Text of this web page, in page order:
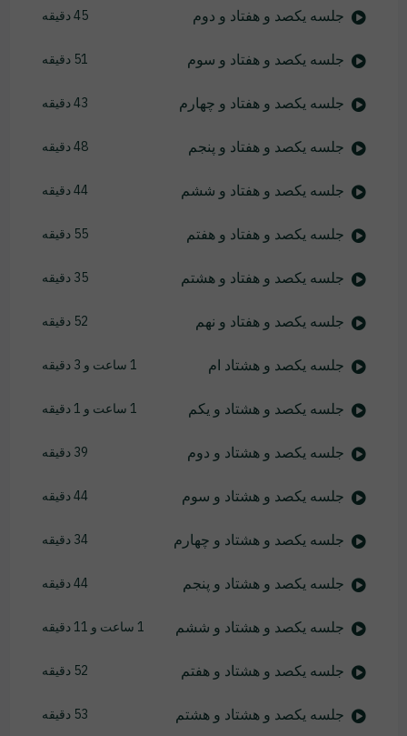
جلسه یکصد و هفتاد و دوم 45 دقیقه
جلسه یکصد و هفتاد و سوم 51 دقیقه
جلسه یکصد و هفتاد و چهارم 43 دقیقه
جلسه یکصد و هفتاد و پنجم 48 دقیقه
جلسه یکصد و هفتاد و ششم 44 دقیقه
جلسه یکصد و هفتاد و هفتم 55 دقیقه
جلسه یکصد و هفتاد و هشتم 35 دقیقه
جلسه یکصد و هفتاد و نهم 52 دقیقه
جلسه یکصد و هشتاد ام 1 ساعت و 3 دقیقه
جلسه یکصد و هشتاد و یکم 1 ساعت و 1 دقیقه
جلسه یکصد و هشتاد و دوم 39 دقیقه
جلسه یکصد و هشتاد و سوم 44 دقیقه
جلسه یکصد و هشتاد و چهارم 34 دقیقه
جلسه یکصد و هشتاد و پنجم 44 دقیقه
جلسه یکصد و هشتاد و ششم 1 ساعت و 11 دقیقه
جلسه یکصد و هشتاد و هفتم 52 دقیقه
جلسه یکصد و هشتاد و هشتم 53 دقیقه